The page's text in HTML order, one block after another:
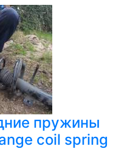
пружины
coil spring